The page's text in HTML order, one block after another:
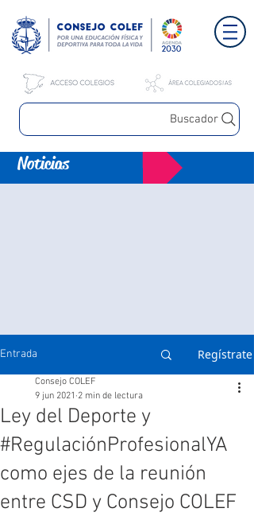
Buscador
Noticias
Entrada Regístrate
Ley del Deporte y
#RegulaciónProfesionalYA
como ejes de la reunión
entre CSD y Consejo COLEF
Consejo COLEF
9 jun 2021 2 min de lectura